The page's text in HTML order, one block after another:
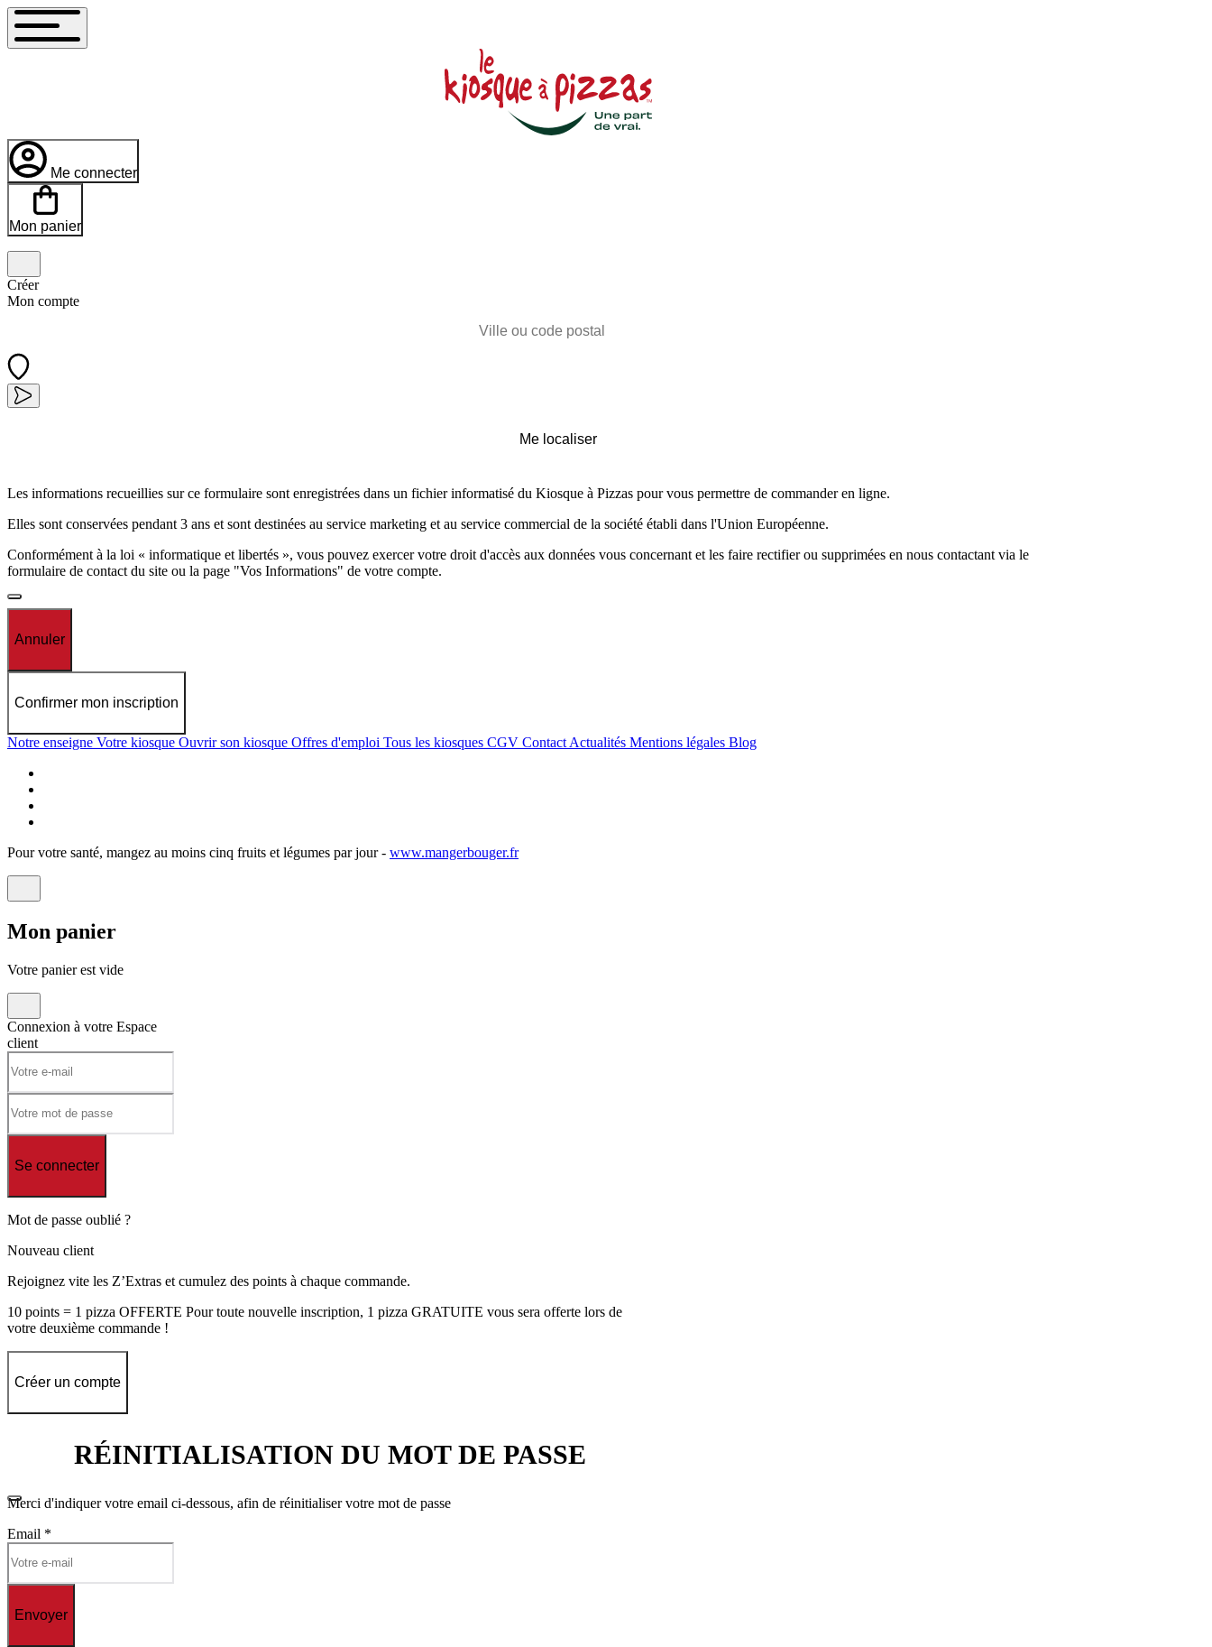
Me connecter
Mon panier
Créer
Mon compte
Me localiser
Les informations recueillies sur ce formulaire sont enregistrées dans un fichier informatisé du Kiosque à Pizzas pour vous permettre de commander en ligne.
Elles sont conservées pendant 3 ans et sont destinées au service marketing et au service commercial de la société établi dans l'Union Européenne.
Conformément à la loi « informatique et libertés », vous pouvez exercer votre droit d'accès aux données vous concernant et les faire rectifier ou supprimées en nous contactant via le
formulaire de contact du site ou la page "Vos Informations" de votre compte.
Annuler
Confirmer mon inscription
Notre enseigne Votre kiosque Ouvrir son kiosque Offres d'emploi Tous les kiosques CGV Contact Actualités Mentions légales Blog
Pour votre santé, mangez au moins cinq fruits et légumes par jour - www.mangerbouger.fr
Mon panier
Votre panier est vide
Connexion à votre Espace
client
Se connecter
Mot de passe oublié ?
Nouveau client
Rejoignez vite les Z’Extras et cumulez des points à chaque commande.
10 points = 1 pizza OFFERTE Pour toute nouvelle inscription, 1 pizza GRATUITE vous sera offerte lors de
votre deuxième commande !
Créer un compte
RÉINITIALISATION DU MOT DE PASSE
Merci d'indiquer votre email ci-dessous, afin de réinitialiser votre mot de passe
Email *
Envoyer